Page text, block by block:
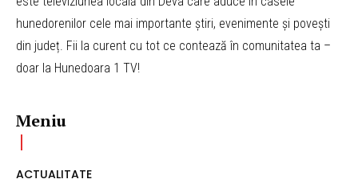
hunedorenilor cele mai importante știri, evenimente și povești
din județ. Fii la curent cu tot ce contează în comunitatea ta –
doar la Hunedoara 1 TV!
Meniu
ACTUALITATE